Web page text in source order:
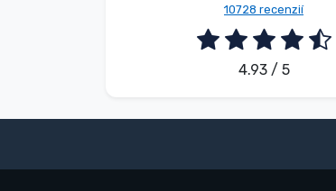
10728 recenzií
4.93 / 5